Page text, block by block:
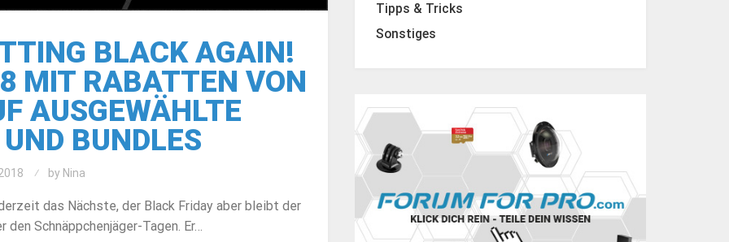
BLACK AGAIN!
MIT RABATTEN VON
AUSGEWÄHLTE
BUNDLES
by Nina
das Nächste, der Black Friday aber bleibt der
Schnäppchenjäger-Tagen. Er…
Tipps & Tricks
Sonstiges